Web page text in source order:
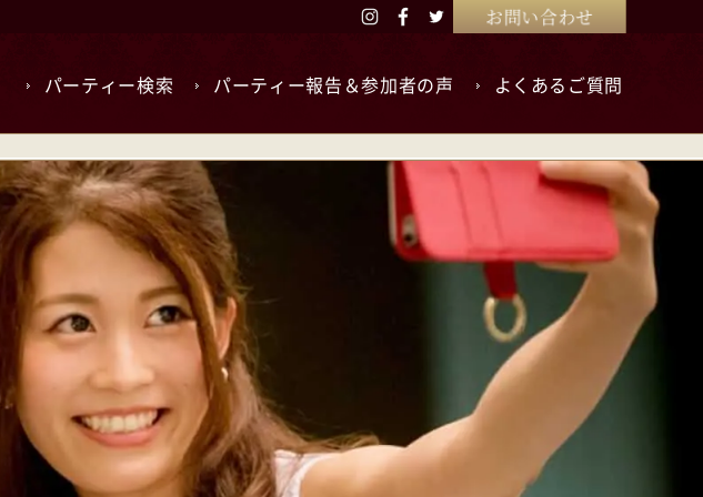
お問い合わせ
パーティー検索 パーティー報告＆参加者の声 よくあるご質問